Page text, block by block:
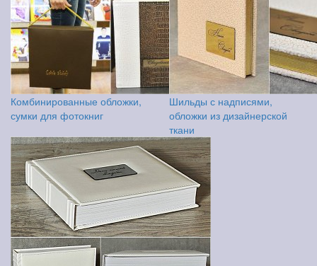
Комбинированные обложки,
сумки для фотокниг
Шильды с надписями,
обложки из дизайнерской
ткани